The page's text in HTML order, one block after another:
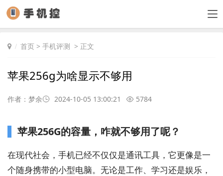
首页 > 手机评测 > 正文
苹果256g为啥显示不够用
作者：梦余 2024-10-05 13:00:21 5784
苹果256G的容量，咋就不够用了呢？
在现代社会，手机已经不仅仅是通讯工具，它更像是一
个随身携带的小型电脑。无论是工作、学习还是娱乐，